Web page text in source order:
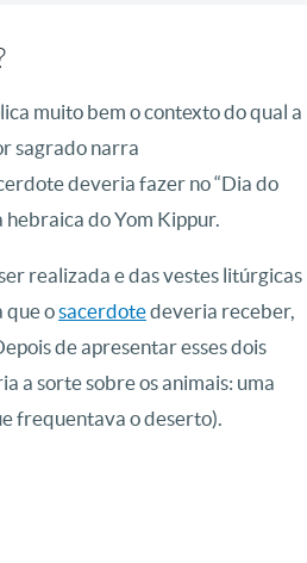
muito bem o contexto do qual a
sagrado narra
deveria fazer no “Dia do
hebraica do Yom Kippur.
realizada e das vestes litúrgicas
que osacerdotedeveria receber,
de apresentar esses dois
a sorte sobre os animais: uma
frequentava o deserto).